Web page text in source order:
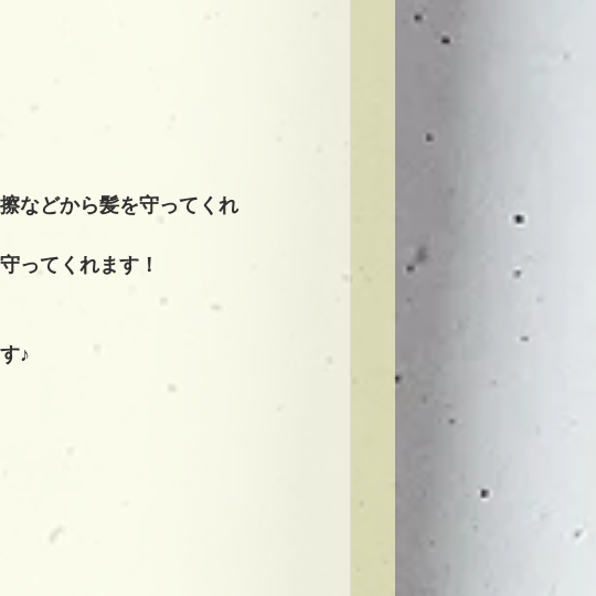
などから髪を守ってくれ
ってくれます！
♪